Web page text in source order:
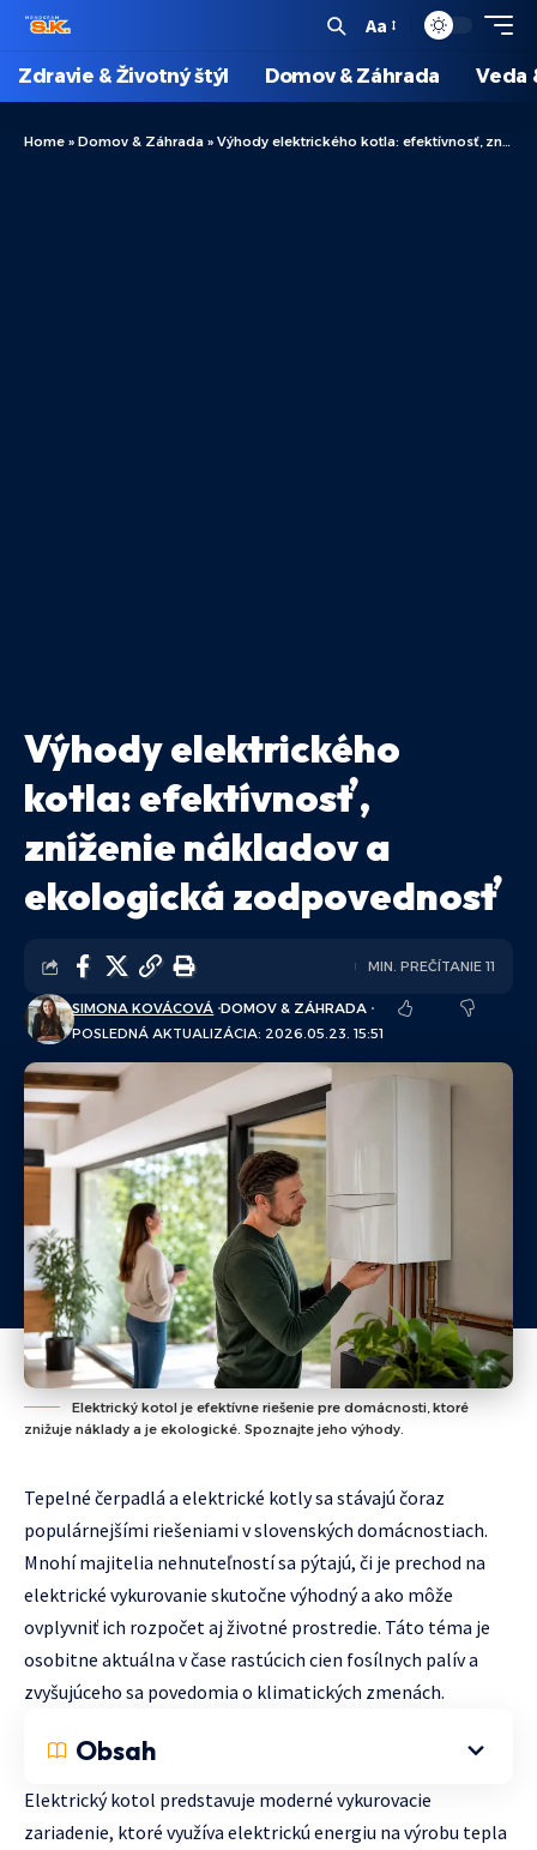
Aa
Zdravie & Životný štýl Domov & Záhrada Veda
Home » Domov & Záhrada » Výhody elektrického kotla: efektívnosť, zníženie nákladov a ekologická zodpovednosť
Výhody elektrického
kotla: efektívnosť,
zníženie nákladov a
ekologická zodpovednosť
POSLEDNÁ AKTUALIZÁCIA: 2026.05.23. 15:51
SIMONA KOVÁCOVÁ DOMOV & ZÁHRADA
MIN. PREČÍTANIE 11
Elektrický kotol je efektívne riešenie pre domácnosti, ktoré
znižuje náklady a je ekologické. Spoznajte jeho výhody.
Tepelné čerpadlá a elektrické kotly sa stávajú čoraz
populárnejšími riešeniami v slovenských domácnostiach.
Mnohí majitelia nehnuteľností sa pýtajú, či je prechod na
elektrické vykurovanie skutočne výhodný a ako môže
ovplyvniť ich rozpočet aj životné prostredie. Táto téma je
osobitne aktuálna v čase rastúcich cien fosílnych palív a
zvyšujúceho sa povedomia o klimatických zmenách.
Obsah
Elektrický kotol predstavuje moderné vykurovacie
zariadenie, ktoré využíva elektrickú energiu na výrobu tepla